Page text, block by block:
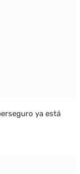
ya está